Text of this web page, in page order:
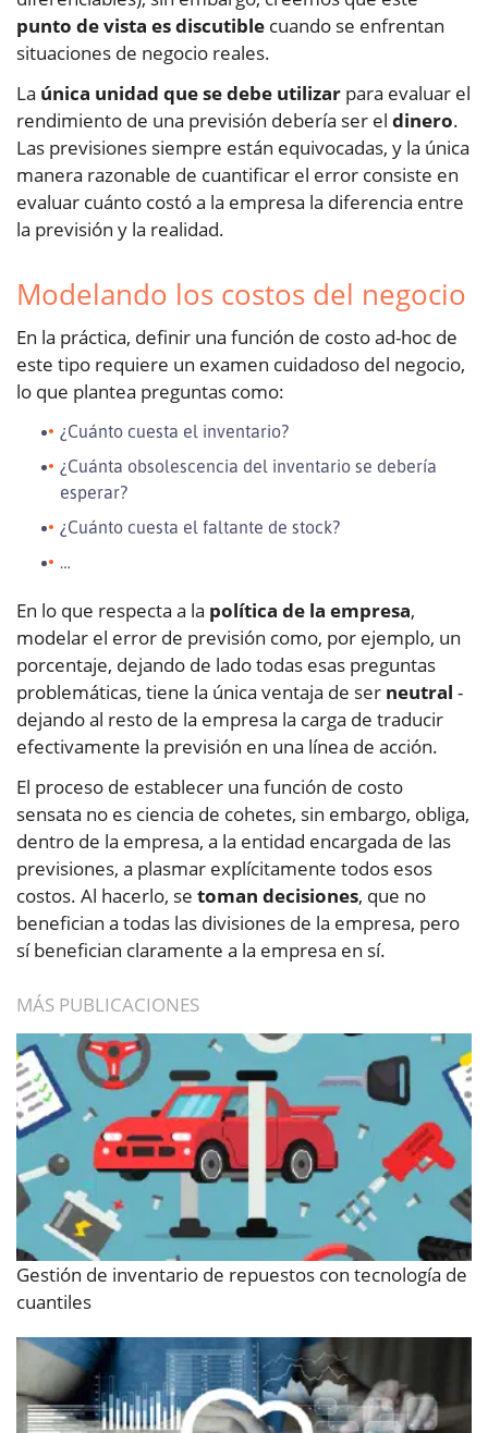
punto de vista es discutible cuando se enfrentan
situaciones de negocio reales.
La única unidad que se debe utilizar para evaluar el
rendimiento de una previsión debería ser el dinero.
Las previsiones siempre están equivocadas, y la única
manera razonable de cuantificar el error consiste en
evaluar cuánto costó a la empresa la diferencia entre
la previsión y la realidad.
Modelando los costos del negocio
En la práctica, definir una función de costo ad-hoc de
este tipo requiere un examen cuidadoso del negocio,
lo que plantea preguntas como:
¿Cuánto cuesta el inventario?
¿Cuánta obsolescencia del inventario se debería
esperar?
¿Cuánto cuesta el faltante de stock?
…
En lo que respecta a la política de la empresa,
modelar el error de previsión como, por ejemplo, un
porcentaje, dejando de lado todas esas preguntas
problemáticas, tiene la única ventaja de ser neutral -
dejando al resto de la empresa la carga de traducir
efectivamente la previsión en una línea de acción.
El proceso de establecer una función de costo
sensata no es ciencia de cohetes, sin embargo, obliga,
dentro de la empresa, a la entidad encargada de las
previsiones, a plasmar explícitamente todos esos
costos. Al hacerlo, se toman decisiones, que no
benefician a todas las divisiones de la empresa, pero
sí benefician claramente a la empresa en sí.
MÁS PUBLICACIONES
Gestión de inventario de repuestos con tecnología de
cuantiles